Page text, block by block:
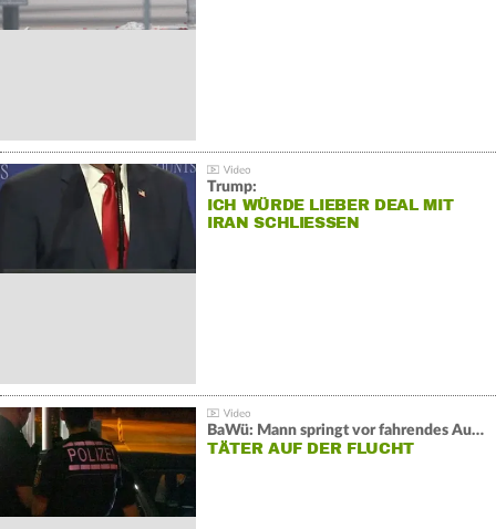
Trump:
ICH WÜRDE LIEBER DEAL MIT
IRAN SCHLIESSEN
BaWü: Mann springt vor fahrendes Auto und schießt
TÄTER AUF DER FLUCHT